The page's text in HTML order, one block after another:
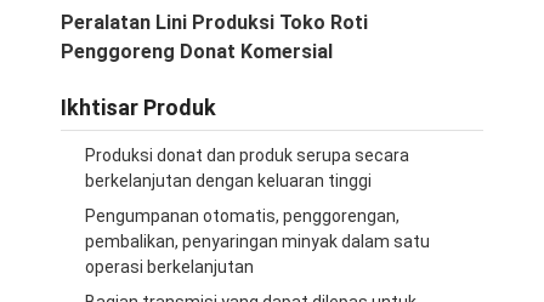
Peralatan Lini Produksi Toko Roti
Penggoreng Donat Komersial
Ikhtisar Produk
Produksi donat dan produk serupa secara
berkelanjutan dengan keluaran tinggi
Pengumpanan otomatis, penggorengan,
pembalikan, penyaringan minyak dalam satu
operasi berkelanjutan